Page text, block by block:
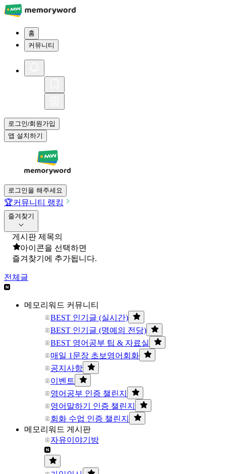
홈
커뮤니티
로그인/회원가입
앱 설치하기
로그인을 해주세요
🏆커뮤니티 랭킹
즐겨찾기
게시판 제목의
아이콘을 선택하면
즐겨찾기에 추가됩니다.
전체글
메모리워드 커뮤니티
BEST 인기글 (실시간)
BEST 인기글 (명예의 전당)
BEST 영어공부 팁 & 자료실
매일 1문장 초보영어회화
공지사항
이벤트
영어공부 인증 챌린지
영어말하기 인증 챌린지
회화 수업 인증 챌린지
메모리워드 게시판
자유이야기방